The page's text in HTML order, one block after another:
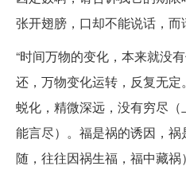
张开翅膀，口却不能说话，
“时间万物的变化，本来就没
还，万物变化运转，反复无
蜕化，精微深远，没有穷尽
能言尽）。福是祸的诱因，
随，往往因祸生福，福中藏